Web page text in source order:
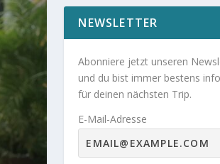
NEWSLETTER
Abonniere jetzt unseren
und du bist immer bestens
für deinen nächsten Trip.
E-Mail-Adresse